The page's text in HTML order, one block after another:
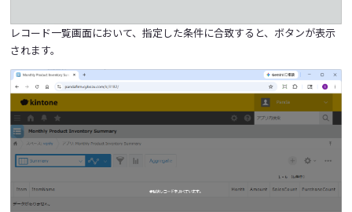
レコード一覧画面において、指定した条件に合致すると、ボタンが表示
されます。